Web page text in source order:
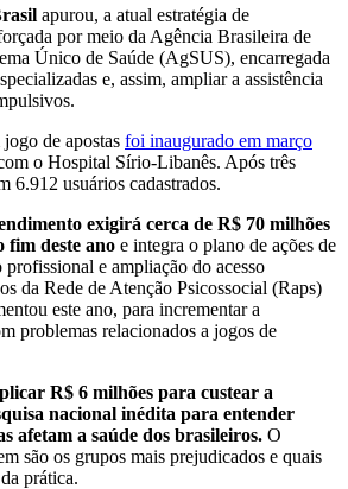
apurou, a atual estratégia de
por meio da Agência Brasileira de
Único de Saúde (AgSUS), encarregada
e, assim, ampliar a assistência
de apostas foi inaugurado em março
o Hospital Sírio-Libanês. Após três
6.912 usuários cadastrados.
exigirá cerca de R$ 70 milhões
fim deste ano e integra o plano de ações de
e ampliação do acesso
da Rede de Atenção Psicossocial (Raps)
este ano, para incrementar a
problemas relacionados a jogos de
R$ 6 milhões para custear a
nacional inédita para entender
afetam a saúde dos brasileiros. O
são os grupos mais prejudicados e quais
prática.